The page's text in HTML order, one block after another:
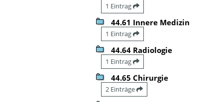
1 Eintrag
44.61 Innere Medizin
1 Eintrag
44.64 Radiologie
1 Eintrag
44.65 Chirurgie
2 Einträge